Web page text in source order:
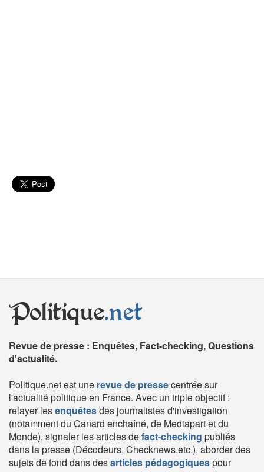
Politique.net
Revue de presse : Enquêtes, Fact-checking, Questions
d'actualité.
Politique.net est une revue de pressecentrée sur
l'actualité politique en France. Avec un triple objectif :
relayer lesenquêtesdes journalistes d'investigation
(notamment du Canard enchaîné, de Mediapart et du
Monde), signaler les articles defact-checking publiés
dans la presse (Décodeurs, Checknews,etc.), aborder des
sujets de fond dans desarticles pédagogiquespour